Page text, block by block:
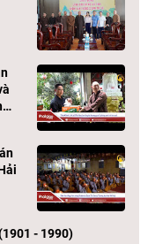
- 1990)